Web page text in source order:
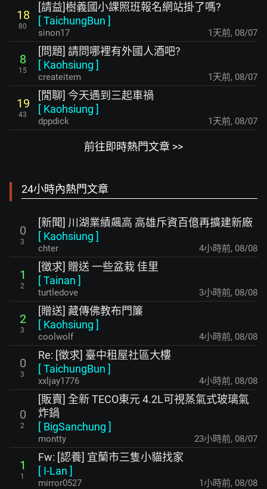
18
80
[請益]樹義國小課照班報名網站掛了嗎?
[TaichungBun ]
sinon17 1天前, 08/07
8
15
[問題] 請問哪裡有外國人酒吧?
[ Kaohsiung ]
createitem 1天前, 08/07
19
43
[閒聊] 今天遇到三起車禍
[ Kaohsiung ]
dppdick 1天前, 08/07
前往即時熱門文章 >>
24小時內熱門文章
0
3
[新聞] 川湖業績飆高 高雄斥資百億再擴建新廠
[ Kaohsiung ]
chter 4小時前, 08/08
1
2
[徵求] 贈送 一些盆栽 佳里
[Tainan ]
turtledove 3小時前, 08/08
2
3
[贈送] 藏傳佛教布門簾
[ Kaohsiung ]
coolwolf 4小時前, 08/08
0
3
Re: [徵求] 臺中租屋社區大樓
[TaichungBun ]
xxljay1776 4小時前, 08/08
0
2
[販賣] 全新 TECO東元 4.2L可視蒸氣式玻璃氣
炸鍋
[ BigSanchung ]
montty 23小時前, 08/07
1
1
Fw: [認養] 宜蘭市三隻小貓找家
[ I-Lan ]
mirror0527 1小時前, 08/08